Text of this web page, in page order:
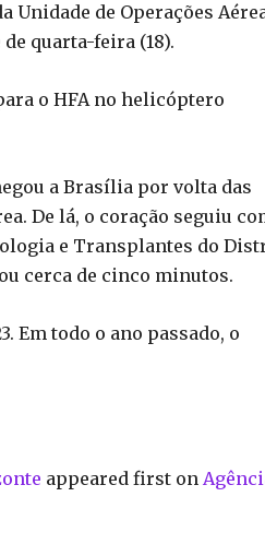
Unidade de Operações
quarta-feira (18).
o HFA no helicóptero
a Brasília por volta das
De lá, o coração seguiu
e Transplantes do
cerca de cinco minutos.
Em todo o ano passado, o
appeared first on